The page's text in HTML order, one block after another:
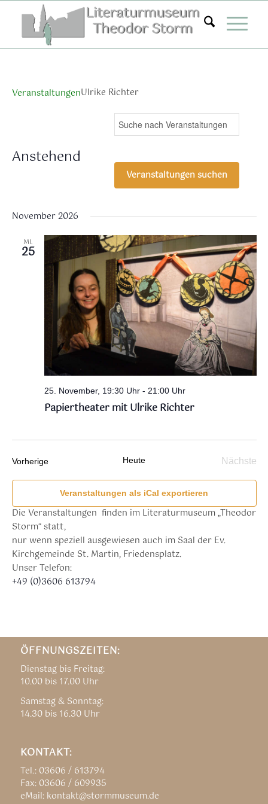
springen
VeranstaltungenUlrike Richter
Veranstaltungen
Suche
und
Ansichten,
Navigation
Suche
Bitte
Schlüsselwort
Suche
nach
Veranstaltungen
Veranstaltungen suchen
Anstehend
November 2026
MI.
25
25. November, 19:30 Uhr- 21:00 Uhr
Papiertheater mit Ulrike Richter
VorherigeVeranstaltungen Heute
Nächste
Veranstaltungen als iCal exportieren
Die Veranstaltungen finden im Literaturmuseum „Theodor
Storm“ statt,
nur wenn speziell ausgewiesen auch im Saal der Ev.
Kirchgemeinde St. Martin, Friedensplatz.
Unser Telefon:
+49 (0)3606 613794
ÖFFNUNGSZEITEN:
Dienstag bis Freitag:
10.00 bis 17.00 Uhr
Samstag & Sonntag:
14.30 bis 16.30 Uhr
KONTAKT:
Tel.: 03606 / 613794
Fax: 03606 / 609935
eMail: kontakt@stormmuseum.de